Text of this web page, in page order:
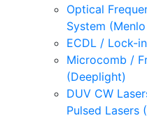
Optical
System
ECDL / Lock-
Microcomb /
(Deeplight)
DUV CW
Pulsed Lasers